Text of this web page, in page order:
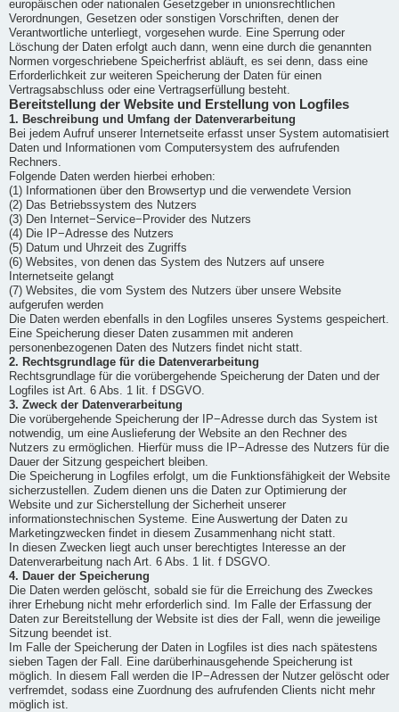
europäischen oder nationalen Gesetzgeber in unionsrechtlichen
Verordnungen, Gesetzen oder sonstigen Vorschriften, denen der
Verantwortliche unterliegt, vorgesehen wurde. Eine Sperrung oder
Löschung der Daten erfolgt auch dann, wenn eine durch die genannten
Normen vorgeschriebene Speicherfrist abläuft, es sei denn, dass eine
Erforderlichkeit zur weiteren Speicherung der Daten für einen
Vertragsabschluss oder eine Vertragserfüllung besteht.
Bereitstellung der Website und Erstellung von Logfiles
1. Beschreibung und Umfang der Datenverarbeitung
Bei jedem Aufruf unserer Internetseite erfasst unser System automatisiert
Daten und Informationen vom Computersystem des aufrufenden
Rechners.
Folgende Daten werden hierbei erhoben:
(1) Informationen über den Browsertyp und die verwendete Version
(2) Das Betriebssystem des Nutzers
(3) Den Internet−Service−Provider des Nutzers
(4) Die IP−Adresse des Nutzers
(5) Datum und Uhrzeit des Zugriffs
(6) Websites, von denen das System des Nutzers auf unsere
Internetseite gelangt
(7) Websites, die vom System des Nutzers über unsere Website
aufgerufen werden
Die Daten werden ebenfalls in den Logfiles unseres Systems gespeichert.
Eine Speicherung dieser Daten zusammen mit anderen
personenbezogenen Daten des Nutzers findet nicht statt.
2. Rechtsgrundlage für die Datenverarbeitung
Rechtsgrundlage für die vorübergehende Speicherung der Daten und der
Logfiles ist Art. 6 Abs. 1 lit. f DSGVO.
3. Zweck der Datenverarbeitung
Die vorübergehende Speicherung der IP−Adresse durch das System ist
notwendig, um eine Auslieferung der Website an den Rechner des
Nutzers zu ermöglichen. Hierfür muss die IP−Adresse des Nutzers für die
Dauer der Sitzung gespeichert bleiben.
Die Speicherung in Logfiles erfolgt, um die Funktionsfähigkeit der Website
sicherzustellen. Zudem dienen uns die Daten zur Optimierung der
Website und zur Sicherstellung der Sicherheit unserer
informationstechnischen Systeme. Eine Auswertung der Daten zu
Marketingzwecken findet in diesem Zusammenhang nicht statt.
In diesen Zwecken liegt auch unser berechtigtes Interesse an der
Datenverarbeitung nach Art. 6 Abs. 1 lit. f DSGVO.
4. Dauer der Speicherung
Die Daten werden gelöscht, sobald sie für die Erreichung des Zweckes
ihrer Erhebung nicht mehr erforderlich sind. Im Falle der Erfassung der
Daten zur Bereitstellung der Website ist dies der Fall, wenn die jeweilige
Sitzung beendet ist.
Im Falle der Speicherung der Daten in Logfiles ist dies nach spätestens
sieben Tagen der Fall. Eine darüberhinausgehende Speicherung ist
möglich. In diesem Fall werden die IP−Adressen der Nutzer gelöscht oder
verfremdet, sodass eine Zuordnung des aufrufenden Clients nicht mehr
möglich ist.